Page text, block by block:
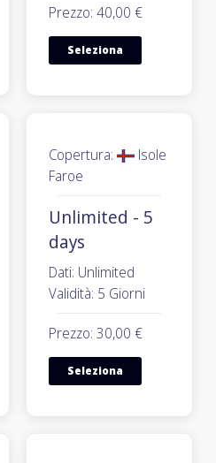
Prezzo: 40,00 €
Seleziona
Copertura:
Isole
Faroe
Unlimited - 5
days
Dati: Unlimited
Validità: 5 Giorni
Prezzo: 30,00 €
Seleziona